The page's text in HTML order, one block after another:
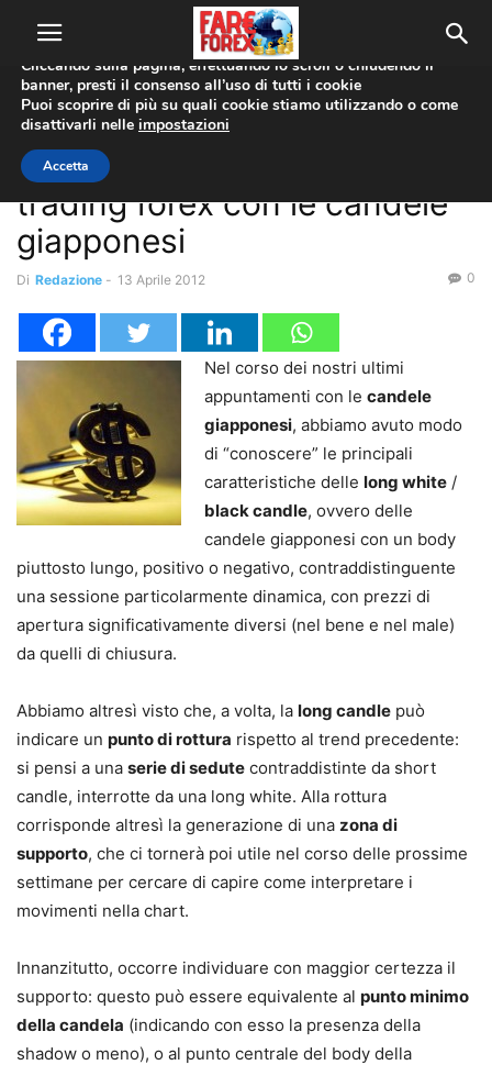
Home Candele Giapponesi - Candlestick
Candele Giapponesi - Candlestick Strumenti Forex
Il concetto di supporto nel
trading forex con le candele
giapponesi
Di Redazione - 13 Aprile 2012 0
Nel corso dei nostri ultimi
appuntamenti con le candele
giapponesi, abbiamo avuto modo
di “conoscere” le principali
caratteristiche delle long white /
black candle, ovvero delle
candele giapponesi con un body
piuttosto lungo, positivo o negativo, contraddistinguente
una sessione particolarmente dinamica, con prezzi di
apertura significativamente diversi (nel bene e nel male)
da quelli di chiusura.
Abbiamo altresì visto che, a volta, la long candle può
indicare un punto di rottura rispetto al trend precedente:
si pensi a una serie di sedute contraddistinte da short
candle, interrotte da una long white. Alla rottura
corrisponde altresì la generazione di una zona di
supporto, che ci tornerà poi utile nel corso delle prossime
settimane per cercare di capire come interpretare i
movimenti nella chart.
Innanzitutto, occorre individuare con maggior certezza il
supporto: questo può essere equivalente al punto minimo
della candela (indicando con esso la presenza della
shadow o meno), o al punto centrale del body della
Utilizziamo i cookie per offrirti la migliore esperienza sul nostro
sito web.
Cliccando sulla pagina, effettuando lo scroll o chiudendo il
banner, presti il consenso all’uso di tutti i cookie
Puoi scoprire di più su quali cookie stiamo utilizzando o come
disattivarli nelle impostazioni
Accetta